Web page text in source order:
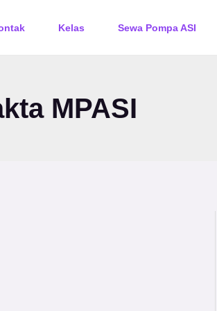
Kelas Sewa Pompa ASI
MPASI